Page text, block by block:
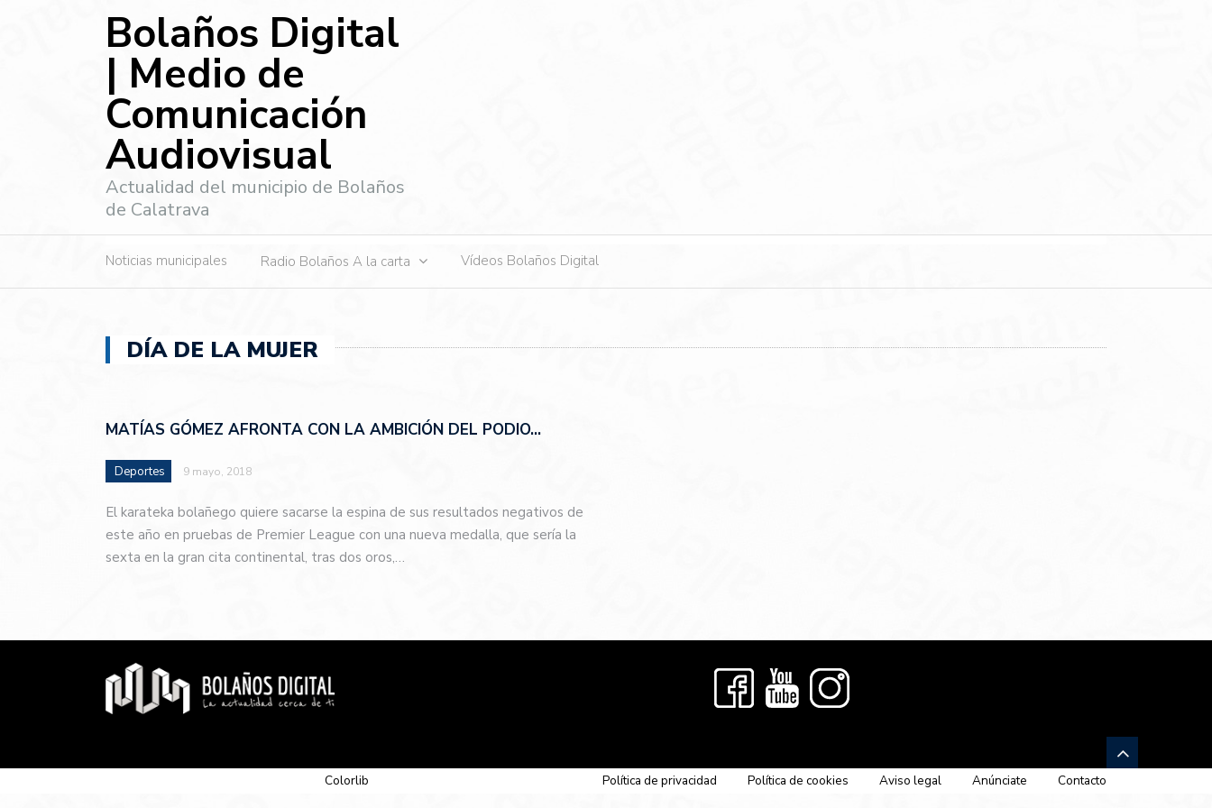
Bolaños Digital
| Medio de
Comunicación
Audiovisual
Actualidad del municipio de Bolaños
de Calatrava
Noticias municipales Radio Bolaños A la carta Vídeos Bolaños Digital
DÍA DE LA MUJER
MATÍAS GÓMEZ AFRONTA CON LA AMBICIÓN DEL PODIO…
Deportes 9 mayo, 2018
El karateka bolañego quiere sacarse la espina de sus resultados negativos de
este año en pruebas de Premier League con una nueva medalla, que sería la
sexta en la gran cita continental, tras dos oros,…
Colorlib Política de privacidad Política de cookies Aviso legal Anúnciate Contacto